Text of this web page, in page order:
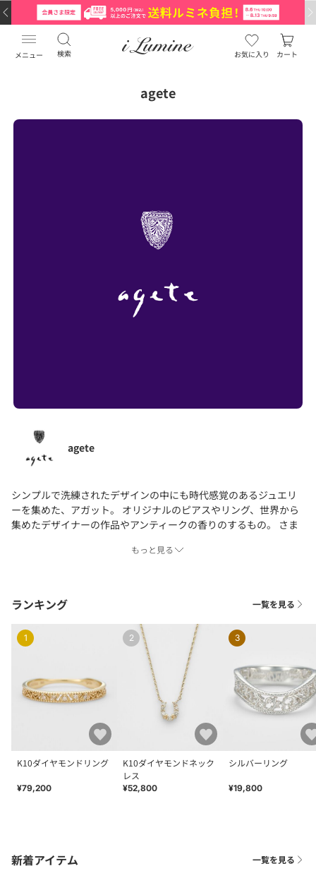
メニュー 検索 お気に入り カート
agete
agete
シンプルで洗練されたデザインの中にも時代感覚のあるジュエリ
ーを集めた、アガット。 オリジナルのピアスやリング、世界から
集めたデザイナーの作品やアンティークの香りのするもの。 さま
はファッションの好きなたくさんの方に愛されています。
もっと見る
ランキング 一覧を見る
1
K10ダイヤモンドリング
¥79,200
2
K10ダイヤモンドネック
レス
¥52,800
3
シルバーリング
¥19,800
新着アイテム 一覧を見る